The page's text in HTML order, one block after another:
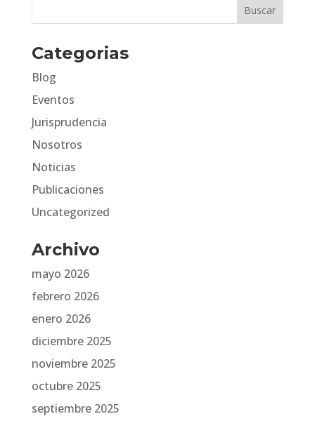
Categorias
Blog
Eventos
Jurisprudencia
Nosotros
Noticias
Publicaciones
Uncategorized
Archivo
mayo 2026
febrero 2026
enero 2026
diciembre 2025
noviembre 2025
octubre 2025
septiembre 2025